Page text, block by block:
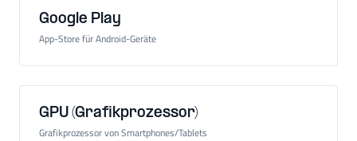
Google Play
App-Store für Android-Geräte
GPU (Grafikprozessor)
Grafikprozessor von Smartphones/Tablets